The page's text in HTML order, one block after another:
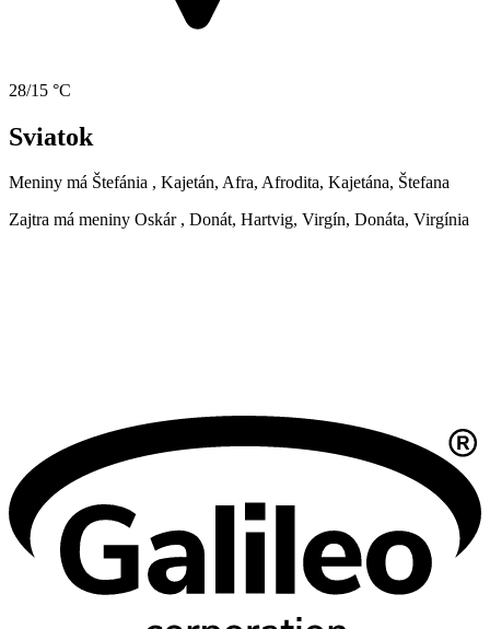
28/15 °C
Sviatok
Meniny má Štefánia , Kajetán, Afra, Afrodita, Kajetána, Štefana
Zajtra má meniny Oskár , Donát, Hartvig, Virgín, Donáta, Virgínia